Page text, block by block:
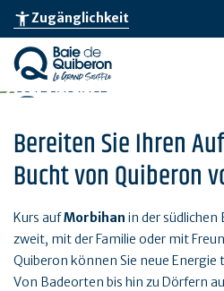
Skip
main
content
accessibility_newZugänglichkeit
Bereiten Sie Ihren
Bucht von Quiberon
Kurs aufMorbihan in der südlichen
zweit, mit der Familie oder mit
Quiberon können Sie neue
Von Badeorten bis hin zu Dörfern